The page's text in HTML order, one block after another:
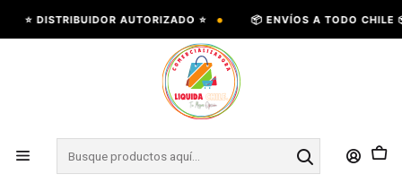
⭐ DISTRIBUIDOR AUTORIZADO ⭐ • 📦 ENVÍOS A TODO CHILE 📦